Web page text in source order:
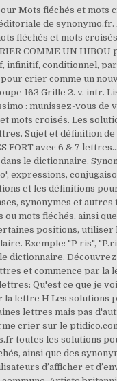
Mots fléchés et mots
de
fléchés et mots
COMME UN
infinitif, conditionnel,
crier comme un
163 Grille 2. v. intr.
: munissez-vous
mots croisés. Les
Sujet et définition
FORT avec 6 & 7
le dictionnaire.
expressions,
et les définitions
synonymes et
ou mots fléchés, ainsi
positions,
Exemple: "P ris",
dictionnaire.
et commence par la
Qu'est ce que je
lettre H Les solutions
lettres mais pas
crier sur le
toutes les solutions
ainsi que des
d’afficher et